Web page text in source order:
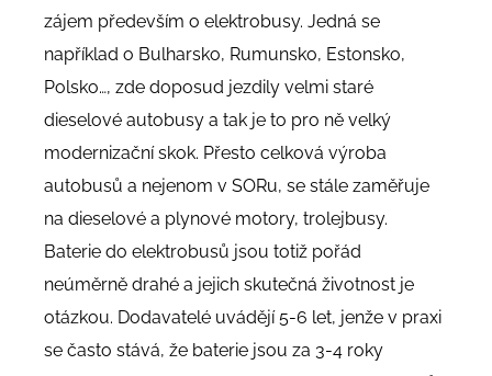
zájem především o elektrobusy. Jedná se
například o Bulharsko, Rumunsko, Estonsko,
Polsko…, zde doposud jezdily velmi staré
dieselové autobusy a tak je to pro ně velký
modernizační skok. Přesto celková výroba
autobusů a nejenom v SORu, se stále zaměřuje
na dieselové a plynové motory, trolejbusy.
Baterie do elektrobusů jsou totiž pořád
neúměrně drahé a jejich skutečná životnost je
otázkou. Dodavatelé uvádějí 5-6 let, jenže v praxi
se často stává, že baterie jsou za 3-4 roky